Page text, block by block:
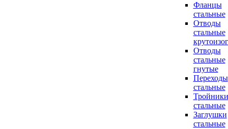
Фланцы
стальные
Отводы
стальные
Отводы
стальные
гнутые
Переходы
стальные
Тройники
стальные
Заглушки
стальные